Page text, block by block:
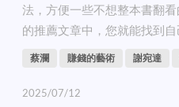
法，方便一些不想整本書翻
的推薦文章中，您就能找到
蔡瀾 賺錢的藝術 謝宛達
2025/07/12